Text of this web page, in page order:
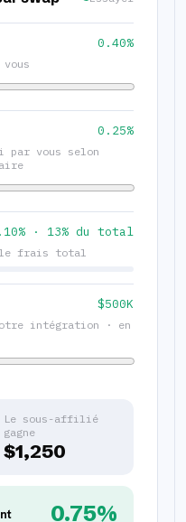
0.40%
0.25%
par vous selon
· 13% du total
le frais total
$500K
intégration · en
Le sous-affilié
gagne
$1,250
0.75%